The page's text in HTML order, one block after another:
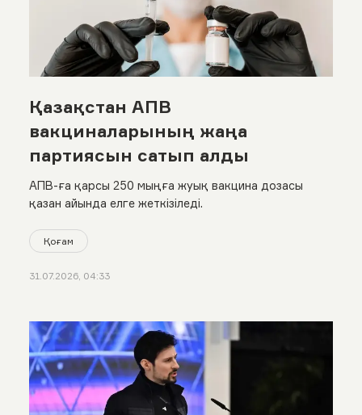
Қазақстан АПВ
вакциналарының жаңа
партиясын сатып алды
АПВ-ға қарсы 250 мыңға жуық вакцина дозасы
қазан айында елге жеткізіледі.
Қоғам
31.07.2026, 04:33